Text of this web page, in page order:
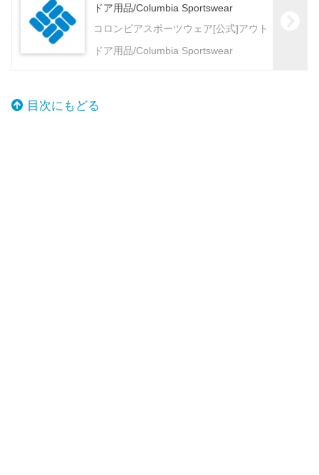
ドア用品/Columbia Sportswear
コロンビアスポーツウェア[公式]アウト
ドア用品/Columbia Sportswear
目次にもどる